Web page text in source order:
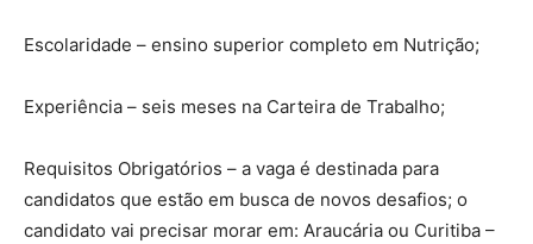
Escolaridade – ensino superior completo em Nutrição;
Experiência – seis meses na Carteira de Trabalho;
Requisitos Obrigatórios – a vaga é destinada para
candidatos que estão em busca de novos desafios; o
candidato vai precisar morar em: Araucária ou Curitiba –